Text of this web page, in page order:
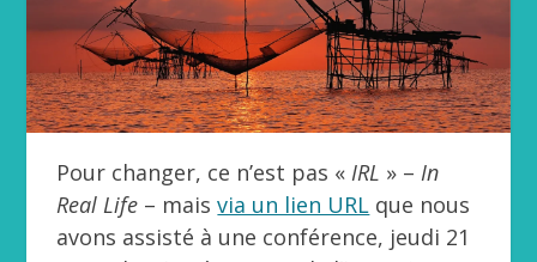
Pour changer, ce n’est pas « IRL » – In
Real Life – maisvia un lien URL que nous
avons assisté à une conférence, jeudi 21